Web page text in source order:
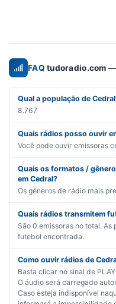
FAQ tudoradio.com
Qual a população de
8.767
Quais rádios posso ouvir
Você pode ouvir emissoras
Quais os formatos /
em Cedral?
Os gêneros de rádio mais
Quais rádios transmitem
São 0 emissoras no total. As
futebol encontrada.
Como ouvir rádios de
Basta clicar no sinal de
O áudio será carregado
Caso esteja indisponível